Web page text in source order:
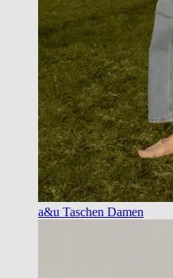
a&u Taschen Damen